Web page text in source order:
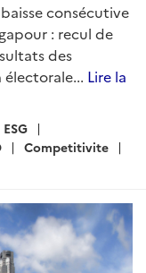
consécutive
: recul de
des
Lire la
ESG
Competitivite